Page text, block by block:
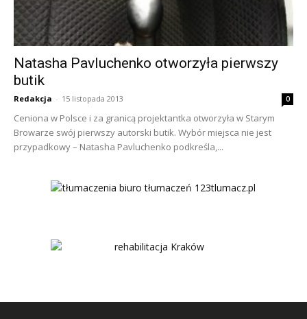
Natasha Pavluchenko otworzyła pierwszy
butik
Redakcja - 15 listopada 2013 0
Ceniona w Polsce i za granicą projektantka otworzyła w Starym
Browarze swój pierwszy autorski butik. Wybór miejsca nie jest
przypadkowy – Natasha Pavluchenko podkreśla,...